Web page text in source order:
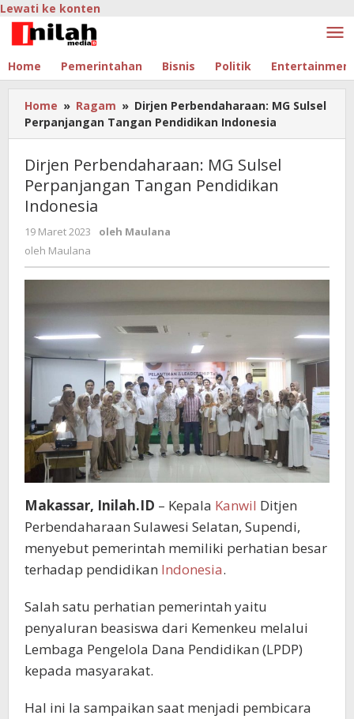
Lewati ke konten
Home Pemerintahan Bisnis Politik
Home » Ragam » Dirjen Perbendaharaan: MG Sulsel
Perpanjangan Tangan Pendidikan Indonesia
Dirjen Perbendaharaan: MG Sulsel
Perpanjangan Tangan Pendidikan
Indonesia
19 Maret 2023 oleh Maulana
oleh Maulana
Makassar, Inilah.ID – Kepala Kanwil Ditjen
Perbendaharaan Sulawesi Selatan, Supendi,
menyebut pemerintah memiliki perhatian besar
terhadap pendidikan Indonesia.
Salah satu perhatian pemerintah yaitu
penyaluran beasiswa dari Kemenkeu melalui
Lembaga Pengelola Dana Pendidikan (LPDP)
kepada masyarakat.
Hal ini Ia sampaikan saat menjadi pembicara